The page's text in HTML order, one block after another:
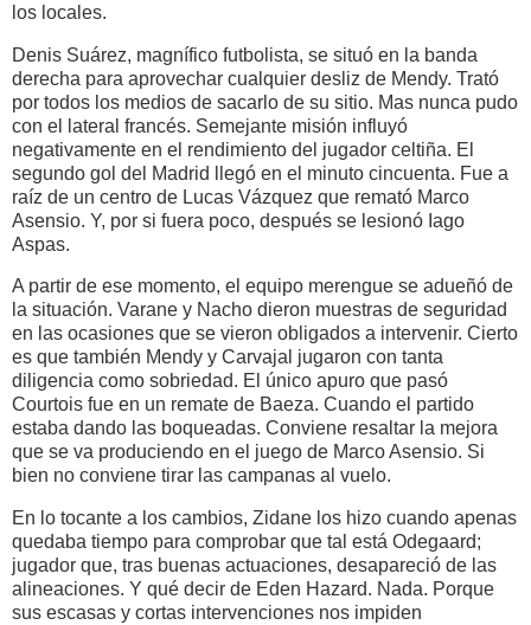
los locales.
Denis Suárez, magnífico futbolista, se situó en la banda
derecha para aprovechar cualquier desliz de Mendy. Trató
por todos los medios de sacarlo de su sitio. Mas nunca pudo
con el lateral francés. Semejante misión influyó
negativamente en el rendimiento del jugador celtiña. El
segundo gol del Madrid llegó en el minuto cincuenta. Fue a
raíz de un centro de Lucas Vázquez que remató Marco
Asensio. Y, por si fuera poco, después se lesionó Iago
Aspas.
A partir de ese momento, el equipo merengue se adueñó de
la situación. Varane y Nacho dieron muestras de seguridad
en las ocasiones que se vieron obligados a intervenir. Cierto
es que también Mendy y Carvajal jugaron con tanta
diligencia como sobriedad. El único apuro que pasó
Courtois fue en un remate de Baeza. Cuando el partido
estaba dando las boqueadas. Conviene resaltar la mejora
que se va produciendo en el juego de Marco Asensio. Si
bien no conviene tirar las campanas al vuelo.
En lo tocante a los cambios, Zidane los hizo cuando apenas
quedaba tiempo para comprobar que tal está Odegaard;
jugador que, tras buenas actuaciones, desapareció de las
alineaciones. Y qué decir de Eden Hazard. Nada. Porque
sus escasas y cortas intervenciones nos impiden